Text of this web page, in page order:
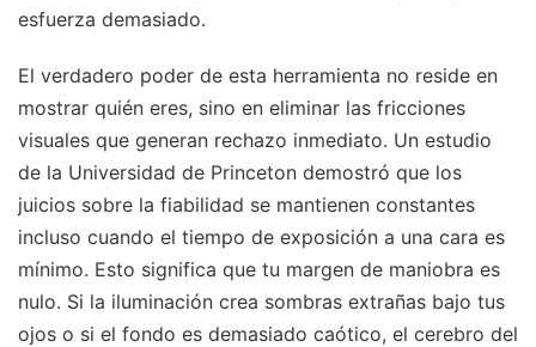
esfuerza demasiado.
El verdadero poder de esta herramienta no reside en
mostrar quién eres, sino en eliminar las fricciones
visuales que generan rechazo inmediato. Un estudio
de la Universidad de Princeton demostró que los
juicios sobre la fiabilidad se mantienen constantes
incluso cuando el tiempo de exposición a una cara es
mínimo. Esto significa que tu margen de maniobra es
nulo. Si la iluminación crea sombras extrañas bajo tus
ojos o si el fondo es demasiado caótico, el cerebro del